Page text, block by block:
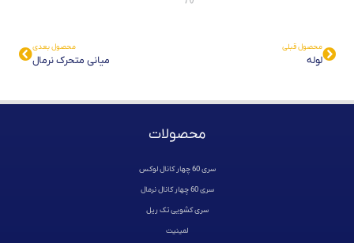
محصول قبلی
لوله
محصول بعدی
میانی متحرک نرمال
محصولات
سری 60 چهار کانال لوکس
سری 60 چهار کانال نرمال
سری کشویی تک ریل
لمینیت